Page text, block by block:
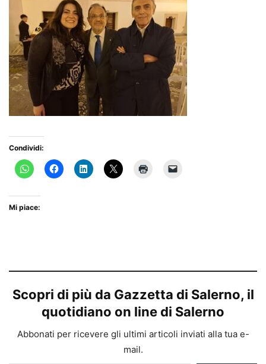
Condividi:
Mi piace:
Scopri di più da Gazzetta di Salerno, il
quotidiano on line di Salerno
Abbonati per ricevere gli ultimi articoli inviati alla tua e-
mail.